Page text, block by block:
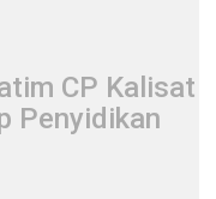
CP Kalisat
Penyidikan